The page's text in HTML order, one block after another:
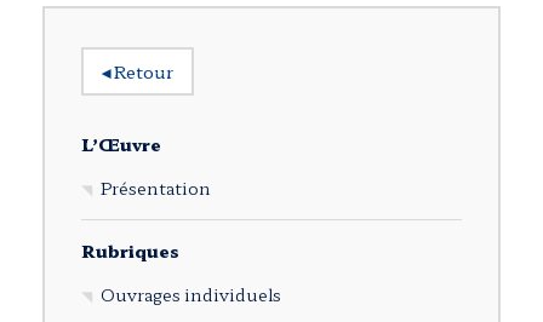
◂Retour
L’Œuvre
Présentation
Rubriques
Ouvrages individuels